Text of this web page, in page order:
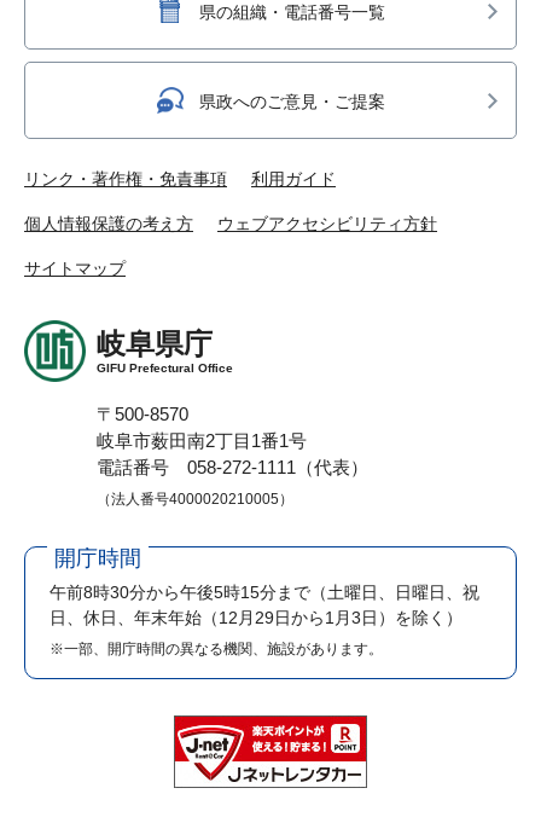
県の組織・電話番号一覧
県政へのご意見・ご提案
リンク・著作権・免責事項 利用ガイド
個人情報保護の考え方 ウェブアクセシビリティ方針
サイトマップ
岐阜県庁
GIFU Prefectural Office
〒500-8570
岐阜市薮田南2丁目1番1号
電話番号 058-272-1111（代表）
（法人番号4000020210005）
開庁時間
午前8時30分から午後5時15分まで （土曜日、日曜日、祝
日、休日、年末年始（12月29日から1月3日）を除く）
※一部、開庁時間の異なる機関、施設があります。